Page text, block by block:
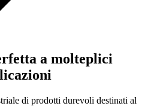
a molteplici
di prodotti durevoli destinati al